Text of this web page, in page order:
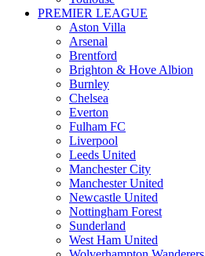
PREMIER LEAGUE
Aston Villa
Arsenal
Brentford
Brighton & Hove Albion
Burnley
Chelsea
Everton
Fulham FC
Liverpool
Leeds United
Manchester City
Manchester United
Newcastle United
Nottingham Forest
Sunderland
West Ham United